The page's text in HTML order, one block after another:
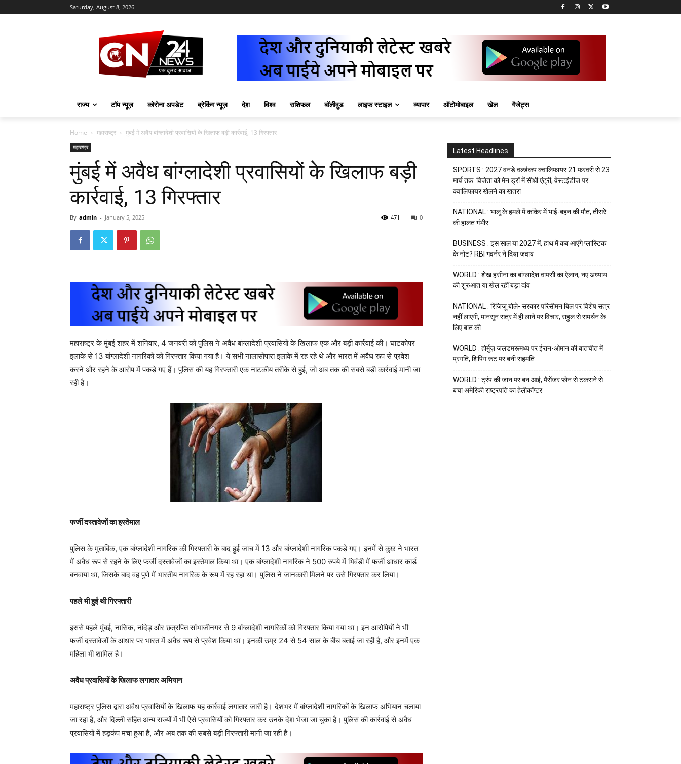
Saturday, August 8, 2026
राज्य टॉप न्यूज़ कोरोना अपडेट ब्रेकिंग न्यूज़ देश विश्व राशिफल बॉलीवुड लाइफ स्टाइल व्यापार ऑटोमोबाइल खेल गैजेट्स
Home महाराष्ट्र मुंबई में अवैध बांग्लादेशी प्रवासियों के खिलाफ बड़ी कार्रवाई, 13 गिरफ्तार
महाराष्ट्र
मुंबई में अवैध बांग्लादेशी प्रवासियों के खिलाफ बड़ी
कार्रवाई, 13 गिरफ्तार
By admin - January 5, 2025 0
471
महाराष्ट्र के मुंबई शहर में शनिवार, 4 जनवरी को पुलिस ने अवैध बांग्लादेशी प्रवासियों के खिलाफ एक और बड़ी कार्रवाई की। घाटकोपर
इलाके से 13 बांग्लादेशी नागरिकों को गिरफ्तार किया गया है। ये सभी नालासोपारा इलाके में रह रहे थे और भारत में अवैध रूप से प्रवेश
करने और रहने के आरोप में पकड़े गए हैं। पुलिस की यह गिरफ्तारी एक नाटकीय तरीके से हुई, जो अब तक की सबसे बड़ी कार्रवाई मानी जा
रही है।
फर्जी दस्तावेजों का इस्तेमाल
पुलिस के मुताबिक, एक बांग्लादेशी नागरिक की गिरफ्तारी के बाद हुई जांच में 13 और बांग्लादेशी नागरिक पकड़े गए। इनमें से कुछ ने भारत
में अवैध रूप से रहने के लिए फर्जी दस्तावेजों का इस्तेमाल किया था। एक बांग्लादेशी नागरिक ने 500 रुपये में भिवंडी में फर्जी आधार कार्ड
बनवाया था, जिसके बाद वह पुणे में भारतीय नागरिक के रूप में रह रहा था। पुलिस ने जानकारी मिलने पर उसे गिरफ्तार कर लिया।
पहले भी हुई थी गिरफ्तारी
इससे पहले मुंबई, नासिक, नांदेड़ और छत्रपित सांभाजीनगर से 9 बांग्लादेशी नागरिकों को गिरफ्तार किया गया था। इन आरोपियों ने भी
फर्जी दस्तावेजों के आधार पर भारत में अवैध रूप से प्रवेश किया था। इनकी उम्र 24 से 54 साल के बीच बताई जा रही है, और इनमें एक
महिला भी शामिल है।
अवैध प्रवासियों के खिलाफ लगातार अभियान
महाराष्ट्र पुलिस द्वारा अवैध प्रवासियों के खिलाफ यह कार्रवाई लगातार जारी है। देशभर में बांग्लादेशी नागरिकों के खिलाफ अभियान चलाया
जा रहा है, और दिल्ली सहित अन्य राज्यों में भी ऐसे प्रवासियों को गिरफ्तार कर उनके देश भेजा जा चुका है। पुलिस की कार्रवाई से अवैध
प्रवासियों में हड़कंप मचा हुआ है, और अब तक की सबसे बड़ी गिरफ्तारी मानी जा रही है।
Latest Headlines
SPORTS : 2027 वनडे वर्ल्डकप क्वालिफायर 21 फरवरी से 23
मार्च तक: विजेता को मेन ड्रॉ में सीधी एंट्री; वेस्टइंडीज पर
क्वालिफायर खेलने का खतरा
NATIONAL : भालू के हमले में कांकेर में भाई-बहन की मौत, तीसरे
की हालत गंभीर
BUSINESS : इस साल या 2027 में, हाथ में कब आएंगे प्लास्टिक
के नोट? RBI गवर्नर ने दिया जवाब
WORLD : शेख हसीना का बांग्लादेश वापसी का ऐलान, नए अध्याय
की शुरुआत या खेल रहीं बड़ा दांव
NATIONAL : रिजिजू बोले- सरकार परिसीमन बिल पर विशेष सत्र
नहीं लाएगी, मानसून सत्र में ही लाने पर विचार, राहुल से समर्थन के
लिए बात की
WORLD : होर्मुज़ जलडमरूमध्य पर ईरान-ओमान की बातचीत में
प्रगति, शिपिंग रूट पर बनी सहमति
WORLD : ट्रंप की जान पर बन आई, पैसेंजर प्लेन से टकराने से
बचा अमेरिकी राष्ट्रपति का हेलीकॉप्टर